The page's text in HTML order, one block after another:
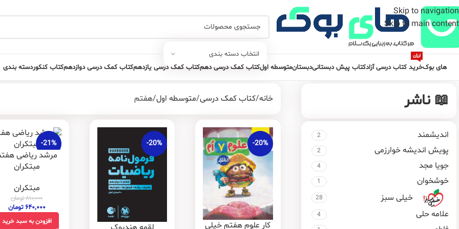
Skip to navigation
Skip to main content
انتخاب دسته بندی
های بوکخرید کتاب درسی آزاد
ارزان
کتاب پیش دبستانیدبستانمتوسطه اولکتاب کمک درسی دهمکتاب کمک درسی یازدهمکتاب کمک درسی دوازدهمکتاب کنکوردسته بندی
📖 ناشر
اندیشمند 2
پویش اندیشه خوارزمی 2
جویا مجد 4
خوشخوان 1
خیلی سبز 28
علامه حلی 4
خانه کتاب کمک درسی متوسطه اول هفتم
-20%
کار علوم هفتم خیلی
-20%
-21%
مرشد ریاضی
مبتکران
مبتکران
۸۱۰,۰۰۰تومان
۶۴۰,۰۰۰ تومان
افزودن به سبد خرید